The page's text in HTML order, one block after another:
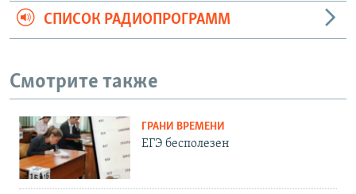
СПИСОК РАДИОПРОГРАММ
Смотрите также
ГРАНИ ВРЕМЕНИ
ЕГЭ бесполезен